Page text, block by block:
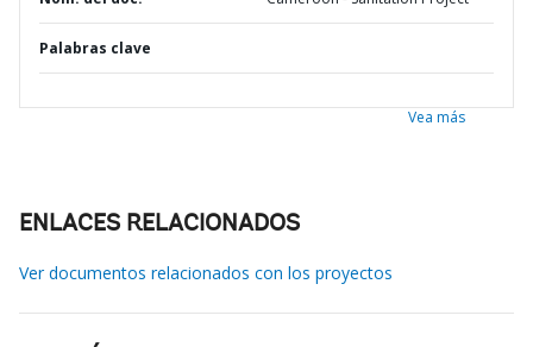
Palabras clave
Vea más
ENLACES RELACIONADOS
Ver documentos relacionados con los proyectos